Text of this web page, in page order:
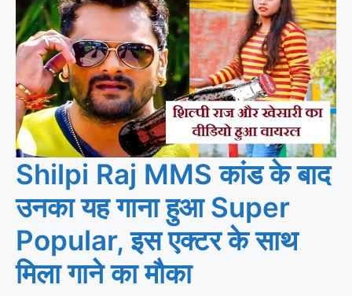
Shilpi Raj MMS कांड के बाद
उनका यह गाना हुआ Super
Popular, इस एक्टर के साथ
मिला गाने का मौका